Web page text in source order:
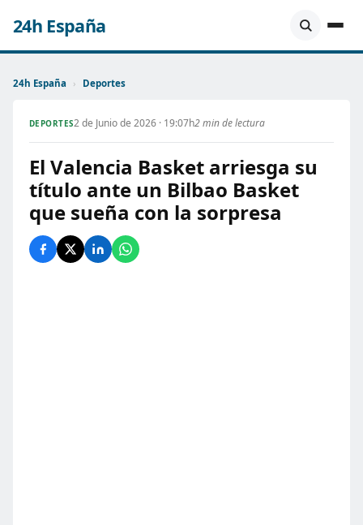
24h España
24h España › Deportes
DEPORTES2 de Junio de 2026 · 19:07h2 min de lectura
El Valencia Basket arriesga su
título ante un Bilbao Basket
que sueña con la sorpresa